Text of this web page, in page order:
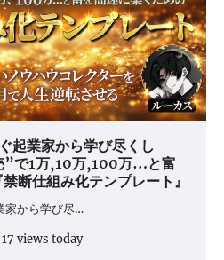
起業家から学び尽くし
”で1万,10万,100万…と富
断仕組み化テンプレート』
家から学び尽…
views today